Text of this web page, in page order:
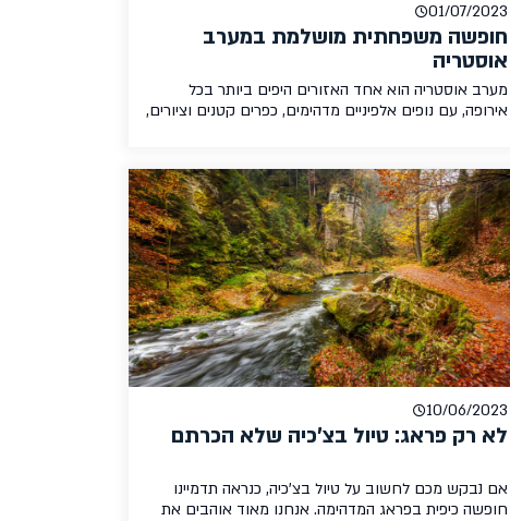
01/07/2023
חופשה משפחתית מושלמת במערב
אוסטריה
מערב אוסטריה הוא אחד האזורים היפים ביותר בכל
אירופה, עם נופים אלפיניים מדהימים, כפרים קטנים וציורים,
כולל המלצת זהב למלון מדהים שאסור להחמיץ. כמה מילים
על מערב אוסטריה בחלק המערבי של אוסטריה שוכנים
מחוזות טירול וזלצבורגרלנד המפורסמים אשר […]
10/06/2023
לא רק פראג: טיול בצ'כיה שלא הכרתם
אם נבקש מכם לחשוב על טיול בצ'כיה, כנראה תדמיינו
חופשה כיפית בפראג המדהימה. אנחנו מאוד אוהבים את